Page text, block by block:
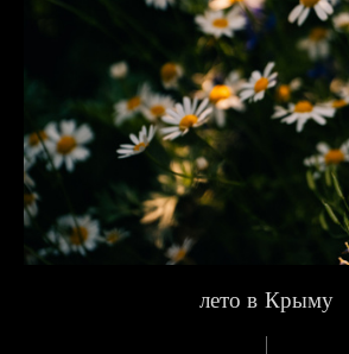
лето в Крыму